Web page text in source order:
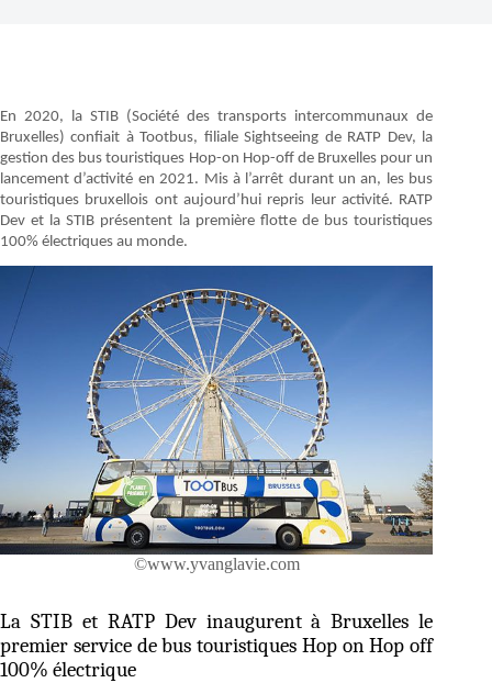
En 2020, la STIB (Société des transports intercommunaux de
Bruxelles) confiait à Tootbus, filiale Sightseeing de RATP Dev, la
gestion des bus touristiques Hop-on Hop-off de Bruxelles pour un
lancement d’activité en 2021. Mis à l’arrêt durant un an, les bus
touristiques bruxellois ont aujourd’hui repris leur activité. RATP
Dev et la STIB présentent la première flotte de bus touristiques
100% électriques au monde.
©www.yvanglavie.com
La STIB et RATP Dev inaugurent à Bruxelles le
premier service de bus touristiques Hop on Hop off
100% électrique